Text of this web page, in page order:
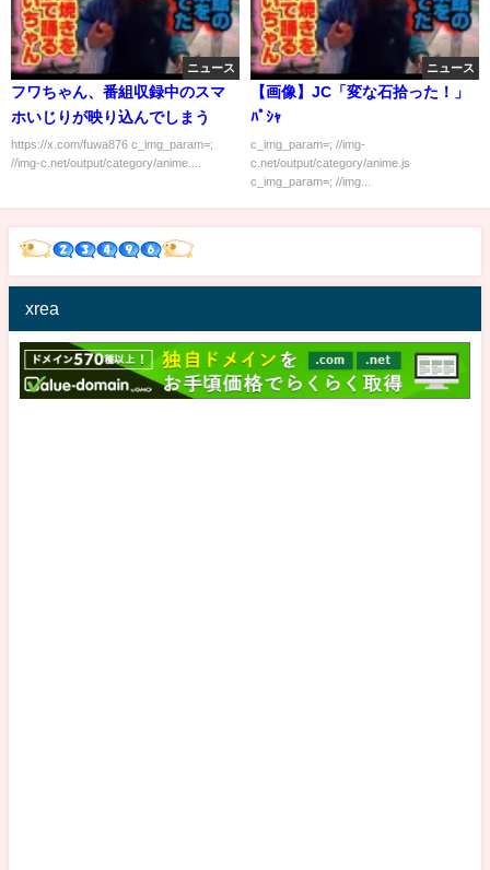
ニュース
フワちゃん、番組収録中のスマ
ホいじりが映り込んでしまう
https://x.com/fuwa876 c_img_param=;
//img-c.net/output/category/anime....
ニュース
【画像】JC「変な石拾った！」
ﾊﾟｼｬ
c_img_param=; //img-
c.net/output/category/anime.js
c_img_param=; //img...
xrea